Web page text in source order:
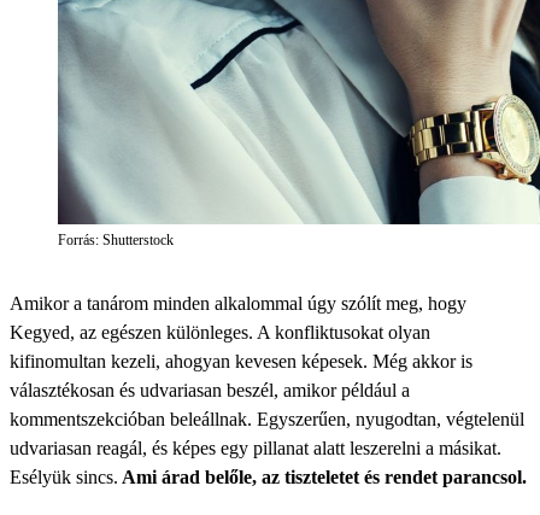
Forrás: Shutterstock
Amikor a tanárom minden alkalommal úgy szólít meg, hogy
Kegyed, az egészen különleges. A konfliktusokat olyan
kifinomultan kezeli, ahogyan kevesen képesek. Még akkor is
választékosan és udvariasan beszél, amikor például a
kommentszekcióban beleállnak. Egyszerűen, nyugodtan, végtelenül
udvariasan reagál, és képes egy pillanat alatt leszerelni a másikat.
Esélyük sincs. Ami árad belőle, az tiszteletet és rendet parancsol.